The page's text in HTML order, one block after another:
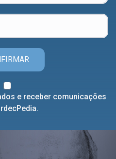
e receber comunicações